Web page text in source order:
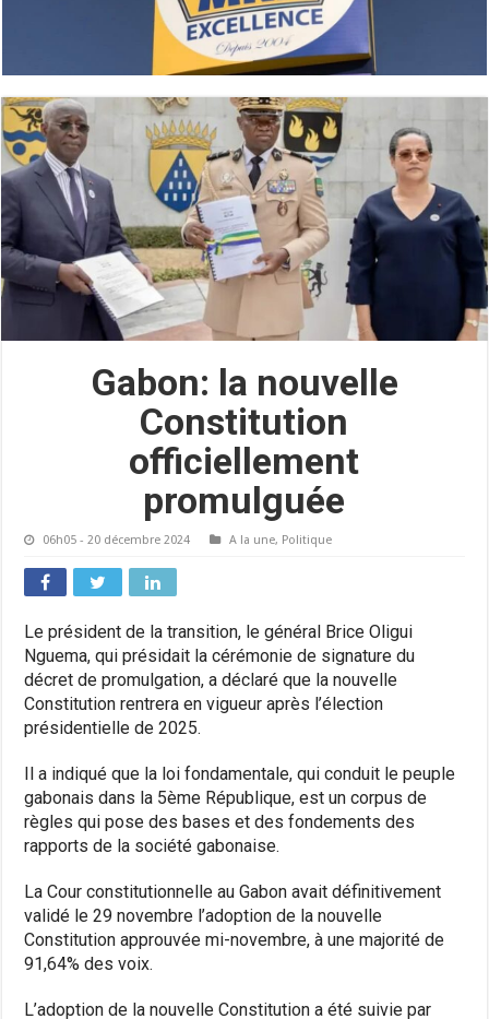
Gabon: la nouvelle
Constitution
officiellement
promulguée
06h05 - 20 décembre 2024 A la une, Politique
Le président de la transition, le général Brice Oligui
Nguema, qui présidait la cérémonie de signature du
décret de promulgation, a déclaré que la nouvelle
Constitution rentrera en vigueur après l’élection
présidentielle de 2025.
Il a indiqué que la loi fondamentale, qui conduit le peuple
gabonais dans la 5ème République, est un corpus de
règles qui pose des bases et des fondements des
rapports de la société gabonaise.
La Cour constitutionnelle au Gabon avait définitivement
validé le 29 novembre l’adoption de la nouvelle
Constitution approuvée mi-novembre, à une majorité de
91,64% des voix.
L’adoption de la nouvelle Constitution a été suivie par